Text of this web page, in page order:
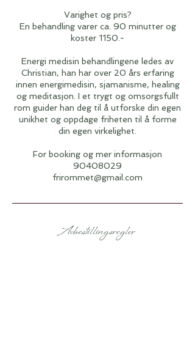
Varighet og pris?
En behandling varer ca. 90 minutter og
koster 1150.-
Energi medisin behandlingene ledes av
Christian, han har over 20 års erfaring
innen energimedisin, sjamanisme, healing
og meditasjon. I et trygt og omsorgsfullt
rom guider han deg til å utforske din egen
unikhet og oppdage friheten til å forme
din egen virkelighet.
For booking og mer informasjon
90408029
Avbestillingsregler